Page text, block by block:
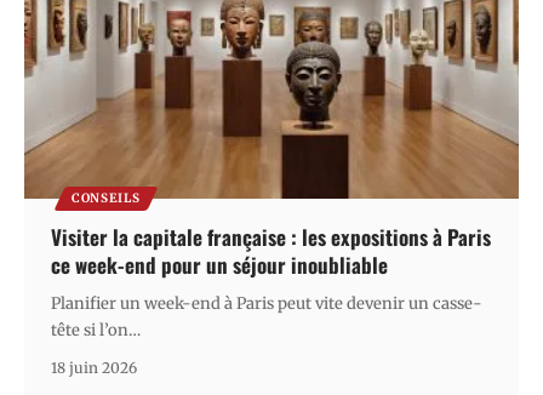
CONSEILS
Visiter la capitale française : les expositions à Paris
ce week-end pour un séjour inoubliable
Planifier un week-end à Paris peut vite devenir un casse-
tête si l’on…
18 juin 2026